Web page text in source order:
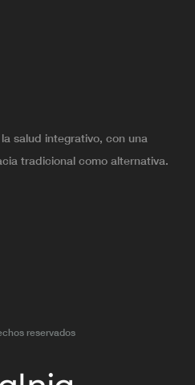
salud integrativo, con una
tradicional como alternativa.
reservados